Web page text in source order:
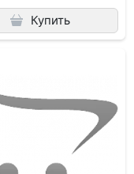
Купить